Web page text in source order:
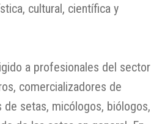
cultural, científica y
a profesionales del sector
comercializadores de
setas, micólogos, biólogos,